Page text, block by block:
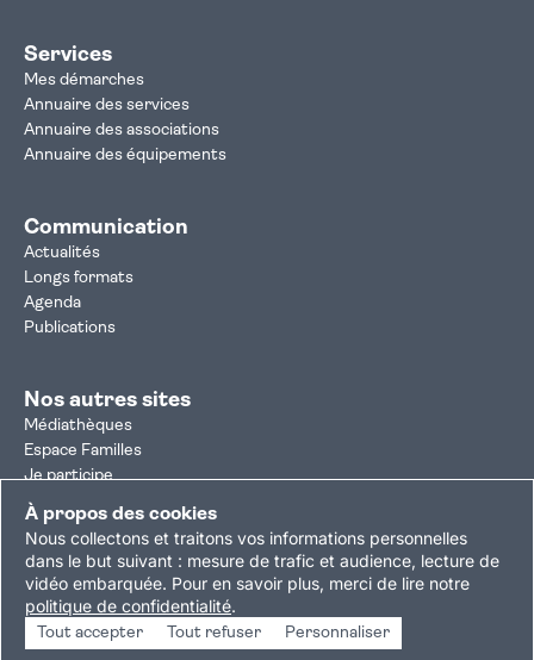
À propos des cookies
Nous collectons et traitons vos informations personnelles
dans le but suivant : mesure de trafic et audience, lecture de
vidéo embarquée. Pour en savoir plus, merci de lire notre
politique de confidentialité.
Tout accepter Tout refuser Personnaliser
Services
Mes démarches
Annuaire des services
Annuaire des associations
Annuaire des équipements
Communication
Actualités
Longs formats
Agenda
Publications
Nos autres sites
Médiathèques
Espace Familles
Je participe
Autorisation d'urbanisme
Résultats électoraux
Plan du site Nous contacterMentions légales
Politique de confidentialitéAccessibilité : partiellement conforme
Gestion des cookies
Copyright © 2026 Ville de Villejuif